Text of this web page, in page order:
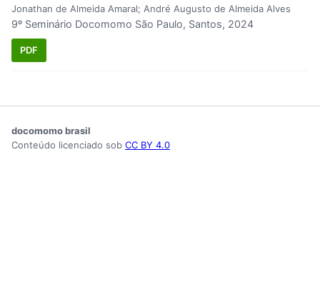
Jonathan de Almeida Amaral; André Augusto de Almeida Alves
9º Seminário Docomomo São Paulo, Santos, 2024
PDF
docomomo brasil
Conteúdo licenciado sob CC BY 4.0